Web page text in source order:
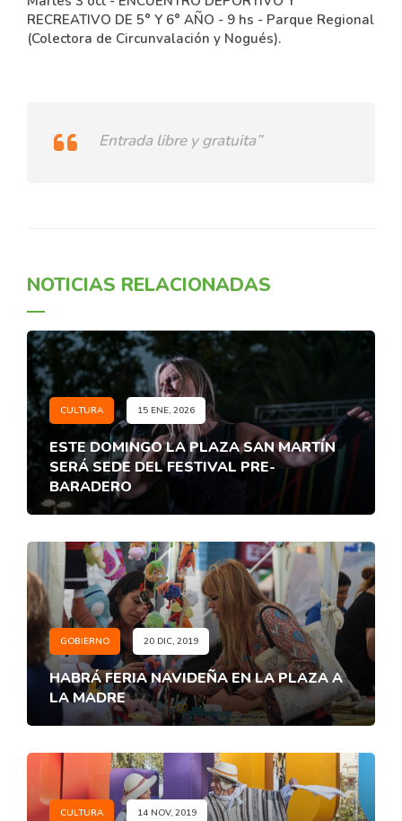
RECREATIVO DE 5° Y 6° AÑO - 9 hs - Parque Regional
(Colectora de Circunvalación y Nogués).
Entrada libre y gratuita”
NOTICIAS RELACIONADAS
CULTURA 15 ENE, 2026
ESTE DOMINGO LA PLAZA SAN MARTÍN
SERÁ SEDE DEL FESTIVAL PRE-
BARADERO
GOBIERNO 20 DIC, 2019
HABRÁ FERIA NAVIDEÑA EN LA PLAZA A
LA MADRE
CULTURA 14 NOV, 2019